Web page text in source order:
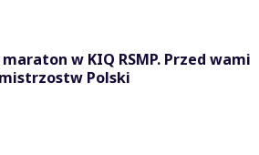
w KIQ RSMP. Przed wami
Polski